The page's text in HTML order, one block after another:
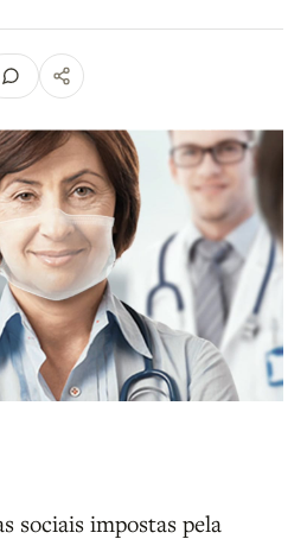
sociais impostas pela